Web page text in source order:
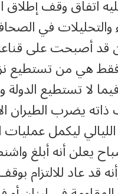
اتفاق وقف إطلاق
والتحليلات في
قد أصبحت على
فقط هي من تستطيع
لا تستطيع
يضرب الطيران
ليكمل عمليات
يعلن أنه أبلغ
قد عاد للالتزام